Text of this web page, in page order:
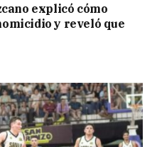
explicó cómo
y reveló que